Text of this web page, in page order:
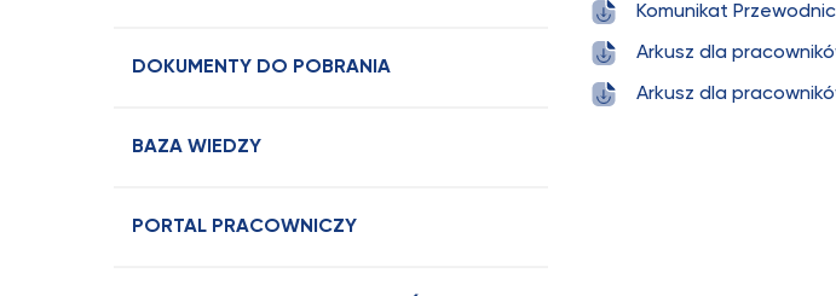
DOKUMENTY DO POBRANIA
BAZA WIEDZY
PORTAL PRACOWNICZY
Komunikat
Arkusz dla
Arkusz dla